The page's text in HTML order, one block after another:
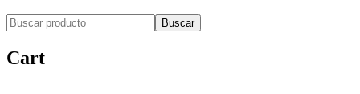
Buscar
Cart